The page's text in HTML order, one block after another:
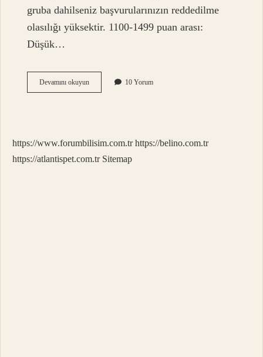
gruba dahilseniz başvurularınızın reddedilme
olasılığı yüksektir. 1100-1499 puan arası:
Düşük…
Devamını okuyun1000
Puana
10 Yorum
https://www.forumbilisim.com.tr https://belino.com.tr
https://atlantispet.com.tr Sitemap